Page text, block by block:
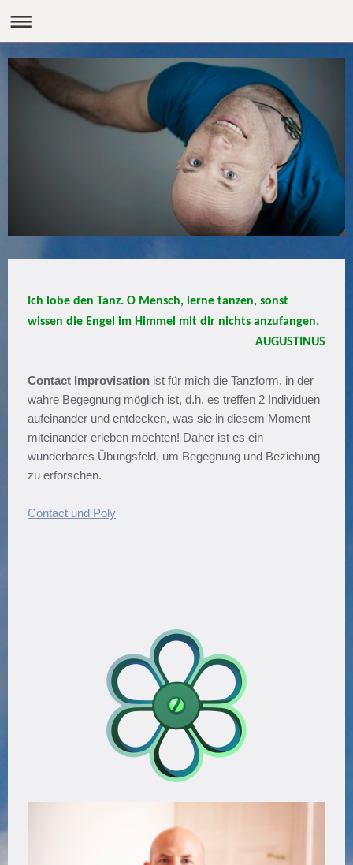
Ich lobe den Tanz. O Mensch, lerne tanzen, sonst
wissen die Engel im Himmel mit dir nichts anzufangen.
AUGUSTINUS
Contact Improvisation ist für mich die Tanzform, in der
wahre Begegnung möglich ist, d.h. es treffen 2 Individuen
aufeinander und entdecken, was sie in diesem Moment
miteinander erleben möchten! Daher ist es ein
wunderbares Übungsfeld, um Begegnung und Beziehung
zu erforschen.
Contact und Poly